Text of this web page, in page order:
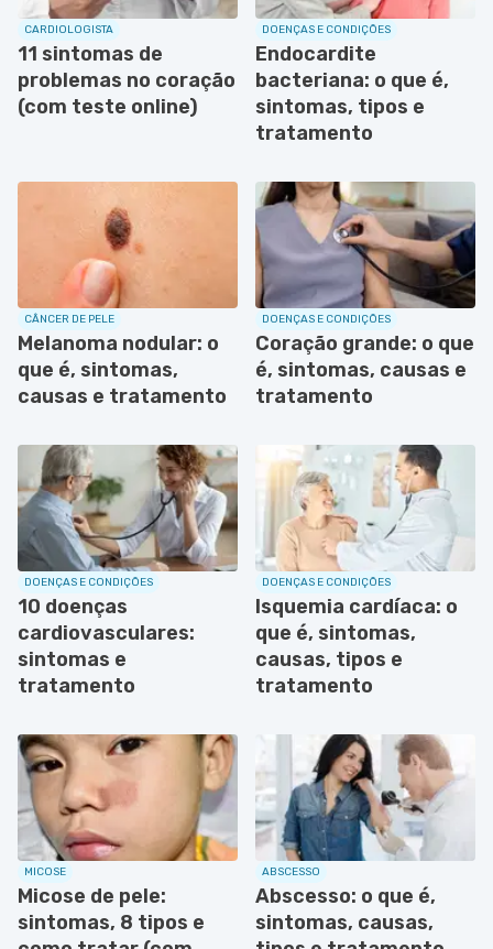
CARDIOLOGISTA
11 sintomas de
problemas no coração
(com teste online)
DOENÇAS E CONDIÇÕES
Endocardite
bacteriana: o que é,
sintomas, tipos e
tratamento
CÂNCER DE PELE
Melanoma nodular: o
que é, sintomas,
causas e tratamento
DOENÇAS E CONDIÇÕES
Coração grande: o que
é, sintomas, causas e
tratamento
DOENÇAS E CONDIÇÕES
10 doenças
cardiovasculares:
sintomas e
tratamento
DOENÇAS E CONDIÇÕES
Isquemia cardíaca: o
que é, sintomas,
causas, tipos e
tratamento
MICOSE
Micose de pele:
sintomas, 8 tipos e
ABSCESSO
Abscesso: o que é,
sintomas, causas,